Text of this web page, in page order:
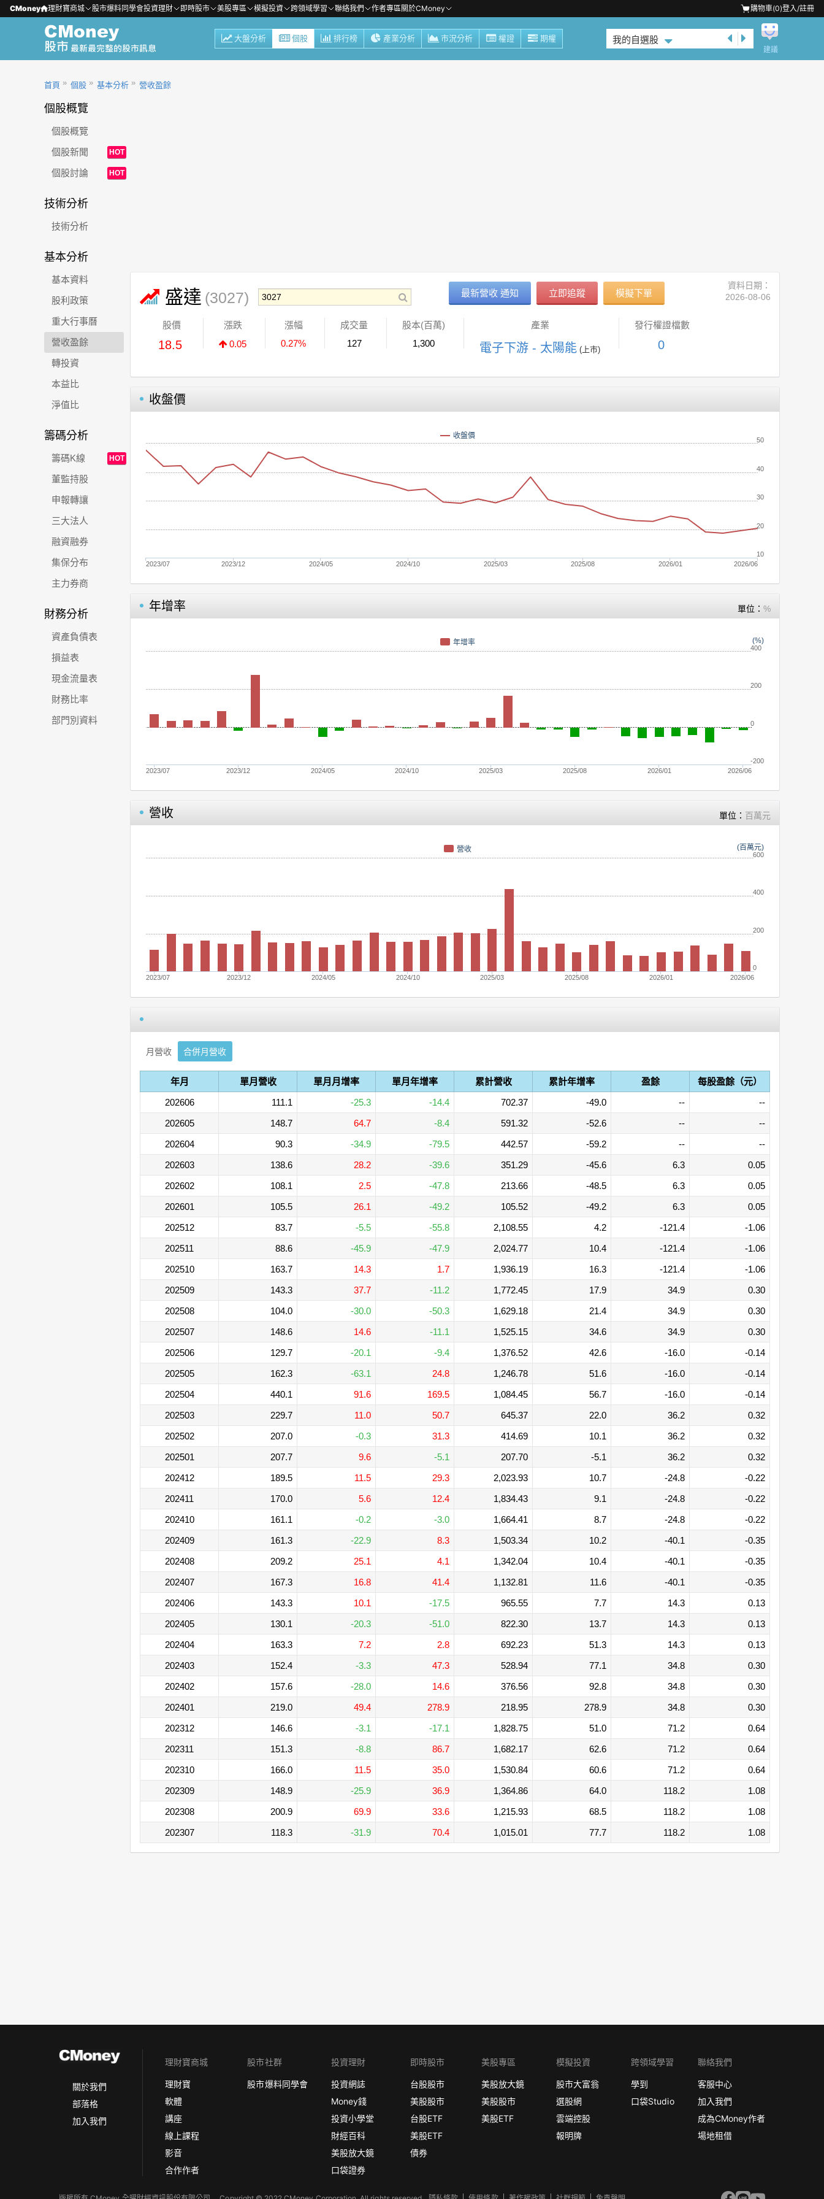
CMoney 理財寶商城 股市爆料同學會投資理財 即時股市 美股專區 模擬投資 跨領域學習 聯絡我們 作者專區關於CMoney 購物車(0)登入/註冊
大盤分析 個股 排行榜 產業分析 市況分析 權證 期權 我的自選股
建議
首頁 個股 基本分析 營收盈餘
個股概覽
個股概覽
個股新聞
HOT
個股討論 HOT
技術分析
技術分析
基本分析
基本資料
股利政策
重大行事曆
營收盈餘
轉投資
本益比
淨值比
籌碼分析
籌碼K線 HOT
董監持股
申報轉讓
三大法人
融資融券
集保分布
主力券商
財務分析
資產負債表
損益表
現金流量表
財務比率
部門別資料
盛達 (3027) 最新營收 通知 立即追蹤 模擬下單
資料日期：
2026-08-06
股價
18.5
漲跌
0.05
漲幅
0.27%
成交量
127
股本(百萬)
1,300
產業
電子下游 - 太陽能 (上市)
發行權證檔數
0
收盤價
收盤價
2023/07 2024/05 2025/03 2026/01
2023/12 2024/10 2025/08 2026/06
10
20
30
40
50
年增率 單位： %
(%)
年增率
2023/07 2024/05 2025/03 2026/01
2023/12 2024/10 2025/08 2026/06
0
200
-200
400
營收 單位： 百萬元
(百萬元)
營收
2023/07 2024/05 2025/03 2026/01
2023/12 2024/10 2025/08 2026/06
0
200
400
600
月營收 合併月營收
年月 單月營收 單月月增率 單月年增率 累計營收 累計年增率 盈餘
每股盈餘（元）
202606
111.1 -25.3 -14.4 702.37 -49.0 --
--
202605
148.7 64.7 -8.4 591.32 -52.6 --
--
202604
90.3 -34.9 -79.5 442.57 -59.2 --
--
202603
138.6 28.2 -39.6 351.29 -45.6 6.3
0.05
202602
108.1 2.5 -47.8 213.66 -48.5 6.3
0.05
202601
105.5 26.1 -49.2 105.52 -49.2 6.3
0.05
202512
83.7 -5.5 -55.8 2,108.55 4.2 -121.4
-1.06
202511
88.6 -45.9 -47.9 2,024.77 10.4 -121.4
-1.06
202510
163.7 14.3 1.7 1,936.19 16.3 -121.4
-1.06
202509
143.3 37.7 -11.2 1,772.45 17.9 34.9
0.30
202508
104.0 -30.0 -50.3 1,629.18 21.4 34.9
0.30
202507
148.6 14.6 -11.1 1,525.15 34.6 34.9
0.30
202506
129.7 -20.1 -9.4 1,376.52 42.6 -16.0
-0.14
202505
162.3 -63.1 24.8 1,246.78 51.6 -16.0
-0.14
202504
440.1 91.6 169.5 1,084.45 56.7 -16.0
-0.14
202503
229.7 11.0 50.7 645.37 22.0 36.2
0.32
202502
207.0 -0.3 31.3 414.69 10.1 36.2
0.32
202501
207.7 9.6 -5.1 207.70 -5.1 36.2
0.32
202412
189.5 11.5 29.3 2,023.93 10.7 -24.8
-0.22
202411
170.0 5.6 12.4 1,834.43 9.1 -24.8
-0.22
202410
161.1 -0.2 -3.0 1,664.41 8.7 -24.8
-0.22
202409
161.3 -22.9 8.3 1,503.34 10.2 -40.1
-0.35
202408
209.2 25.1 4.1 1,342.04 10.4 -40.1
-0.35
202407
167.3 16.8 41.4 1,132.81 11.6 -40.1
-0.35
202406
143.3 10.1 -17.5 965.55 7.7 14.3
0.13
202405
130.1 -20.3 -51.0 822.30 13.7 14.3
0.13
202404
163.3 7.2 2.8 692.23 51.3 14.3
0.13
202403
152.4 -3.3 47.3 528.94 77.1 34.8
0.30
202402
157.6 -28.0 14.6 376.56 92.8 34.8
0.30
202401
219.0 49.4 278.9 218.95 278.9 34.8
0.30
202312
146.6 -3.1 -17.1 1,828.75 51.0 71.2
0.64
202311
151.3 -8.8 86.7 1,682.17 62.6 71.2
0.64
202310
166.0 11.5 35.0 1,530.84 60.6 71.2
0.64
202309
148.9 -25.9 36.9 1,364.86 64.0 118.2
1.08
202308
200.9 69.9 33.6 1,215.93 68.5 118.2
1.08
202307
118.3 -31.9 70.4 1,015.01 77.7 118.2 1.08
關於我們
部落格
加入我們
理財寶商城
理財寶
軟體
講座
線上課程
影音
合作作者
股市社群
股市爆料同學會
投資理財
投資網誌
Money錢
投資小學堂
財經百科
美股放大鏡
口袋證券
即時股市
台股股市
美股股市
台股ETF
美股ETF
債券
美股專區
美股放大鏡
美股股市
美股ETF
模擬投資
股市大富翁
選股網
雲端控股
報明牌
跨領域學習
學到
口袋Studio
聯絡我們
客服中心
加入我們
成為CMoney作者
場地租借